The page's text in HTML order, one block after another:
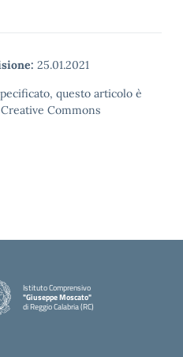
25.01.2021
questo articolo è
Commons
Istituto Comprensivo
"Giuseppe Moscato"
di Reggio Calabria (RC)
— Visita la pagina iniziale della scuola